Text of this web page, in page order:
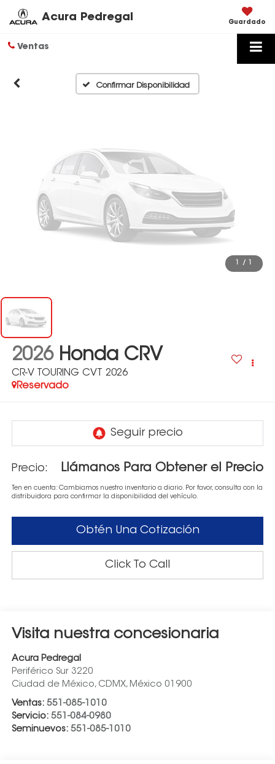
Acura Pedregal Guardado
Ventas
Confirmar Disponibilidad
Disponibles
Por favor, revise luego
/
2026 Honda CRV
CR-V TOURING CVT 2026
Reservado
Precio: Llámanos Para Obtener el Precio
Ten en cuenta: Cambiamos nuestro inventario a diario. Por favor, consulta con la
distribuidora para confirmar la disponibilidad del vehículo.
Obtén Una Cotización
Click To Call
Visita nuestra concesionaria
Acura Pedregal
Periférico Sur 3220
Ciudad de México, CDMX, México 01900
Ventas: 551-085-1010
Servicio: 551-084-0980
Seminuevos: 551-085-1010